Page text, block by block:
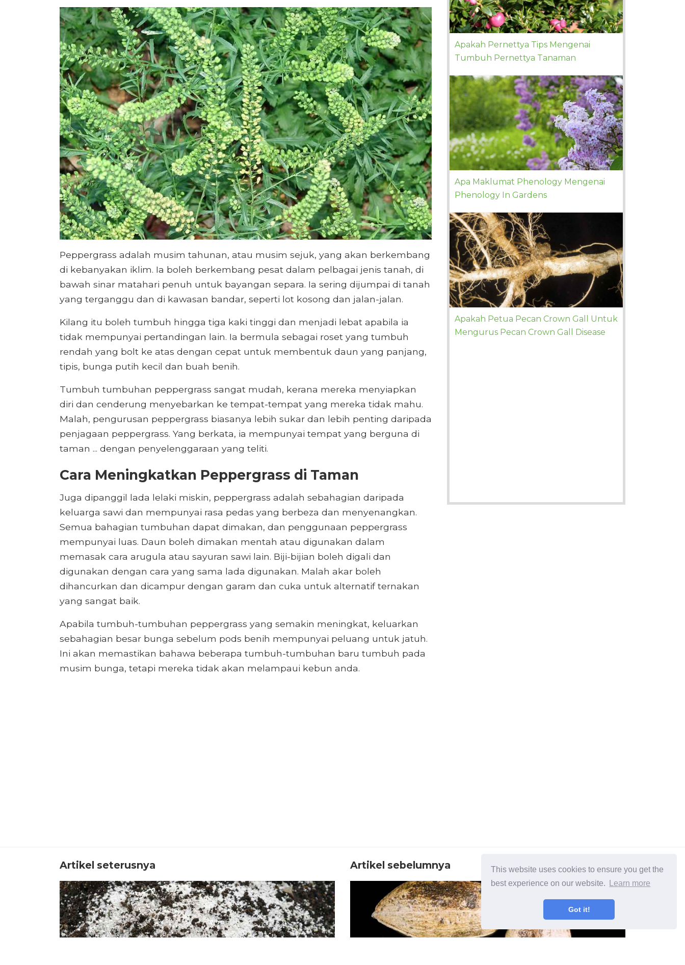
This website uses cookies to ensure you get the
best experience on our website.
Learn more
Got it!
Peppergrass adalah musim tahunan, atau musim sejuk, yang akan berkembang
di kebanyakan iklim. Ia boleh berkembang pesat dalam pelbagai jenis tanah, di
bawah sinar matahari penuh untuk bayangan separa. Ia sering dijumpai di tanah
yang terganggu dan di kawasan bandar, seperti lot kosong dan jalan-jalan.
Kilang itu boleh tumbuh hingga tiga kaki tinggi dan menjadi lebat apabila ia
tidak mempunyai pertandingan lain. Ia bermula sebagai roset yang tumbuh
rendah yang bolt ke atas dengan cepat untuk membentuk daun yang panjang,
tipis, bunga putih kecil dan buah benih.
Tumbuh tumbuhan peppergrass sangat mudah, kerana mereka menyiapkan
diri dan cenderung menyebarkan ke tempat-tempat yang mereka tidak mahu.
Malah, pengurusan peppergrass biasanya lebih sukar dan lebih penting daripada
penjagaan peppergrass. Yang berkata, ia mempunyai tempat yang berguna di
taman ... dengan penyelenggaraan yang teliti.
Cara Meningkatkan Peppergrass di Taman
Juga dipanggil lada lelaki miskin, peppergrass adalah sebahagian daripada
keluarga sawi dan mempunyai rasa pedas yang berbeza dan menyenangkan.
Semua bahagian tumbuhan dapat dimakan, dan penggunaan peppergrass
mempunyai luas. Daun boleh dimakan mentah atau digunakan dalam
memasak cara arugula atau sayuran sawi lain. Biji-bijian boleh digali dan
digunakan dengan cara yang sama lada digunakan. Malah akar boleh
dihancurkan dan dicampur dengan garam dan cuka untuk alternatif ternakan
yang sangat baik.
Apabila tumbuh-tumbuhan peppergrass yang semakin meningkat, keluarkan
sebahagian besar bunga sebelum pods benih mempunyai peluang untuk jatuh.
Ini akan memastikan bahawa beberapa tumbuh-tumbuhan baru tumbuh pada
musim bunga, tetapi mereka tidak akan melampaui kebun anda.
Apakah Pernettya Tips Mengenai
Tumbuh Pernettya Tanaman
Apa Maklumat Phenology Mengenai
Phenology In Gardens
Apakah Petua Pecan Crown Gall Untuk
Mengurus Pecan Crown Gall Disease
Artikel seterusnya Artikel sebelumnya